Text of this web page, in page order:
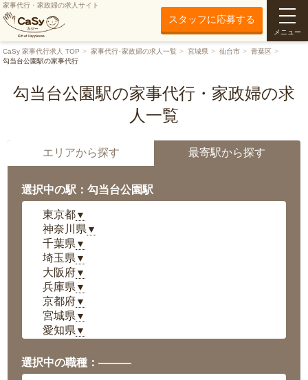
家事代行・家政婦の求人サイト
スタッフに応募する
メニュー
CaSy 家事代行求人 TOP 家事代行･家政婦の求人一覧 宮城県 仙台市
青葉区
勾当台公園駅の家事代行
勾当台公園駅の家事代行・家政婦の求
人一覧
エリアから探す 最寄駅から探す
選択中の駅：勾当台公園駅
東京都▼
神奈川県 ▼
千葉県 ▼
埼玉県 ▼
大阪府▼
兵庫県 ▼
京都府▼
宮城県 ▼
愛知県 ▼
岡山県▼
広島県▼
選択中の職種：———